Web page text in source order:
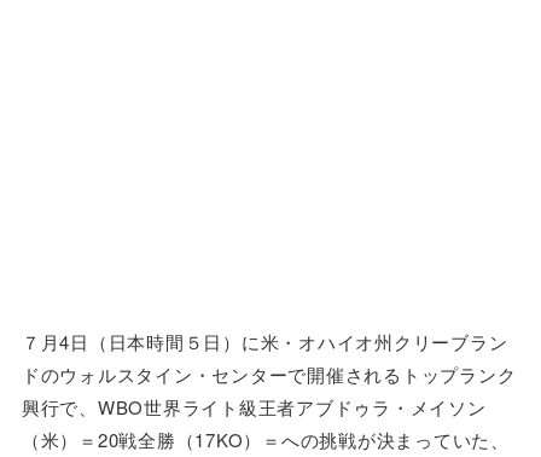
７月4日（日本時間５日）に米・オハイオ州クリーブラン
ドのウォルスタイン・センターで開催されるトップランク
興行で、WBO世界ライト級王者アブドゥラ・メイソン
（米）＝20戦全勝（17KO）＝への挑戦が決まっていた、